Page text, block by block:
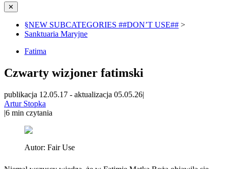
✕
§NEW SUBCATEGORIES ##DON’T USE## >
Sanktuaria Maryjne
Fatima
Czwarty wizjoner fatimski
publikacja 12.05.17 - aktualizacja 05.05.26|
Artur Stopka
|6 min czytania
Autor: Fair Use